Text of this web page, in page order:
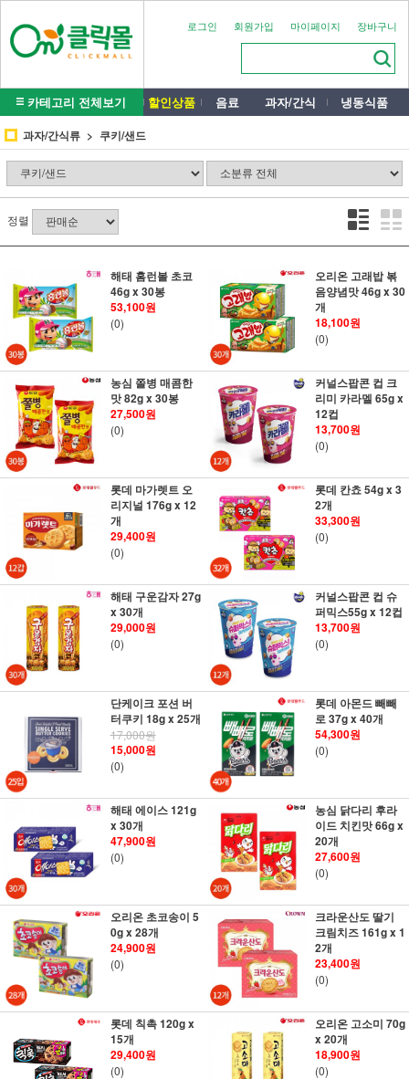
로그인 회원가입 마이페이지 장바구니
카테고리 전체보기 할인상품 음료 과자/간식 냉동식품
과자/간식류 쿠키/샌드
정렬
해태 홈런볼 초코
46g x 30봉
53,100원
(0)
오리온 고래밥 볶
음양념맛 46g x 30
개
18,100원
(0)
농심 쫄병 매콤한
맛 82g x 30봉
27,500원
(0)
커널스팝콘 컵 크
리미 카라멜 65g x
12컵
13,700원
(0)
롯데 마가렛트 오
리지널 176g x 12
개
29,400원
(0)
롯데 칸쵸 54g x 3
2개
33,300원
(0)
해태 구운감자 27g
x 30개
29,000원
(0)
커널스팝콘 컵 슈
퍼믹스55g x 12컵
13,700원
(0)
단케이크 포션 버
터쿠키 18g x 25개
17,000원
15,000원
(0)
롯데 아몬드 빼빼
로 37g x 40개
54,300원
(0)
해태 에이스 121g
x 30개
47,900원
(0)
농심 닭다리 후라
이드 치킨맛 66g x
20개
27,600원
(0)
오리온 초코송이 5
0g x 28개
24,900원
(0)
크라운산도 딸기
크림치즈 161g x 1
2개
23,400원
(0)
롯데 칙촉 120g x
15개
29,400원
(0)
오리온 고소미 70g
x 20개
18,900원
(0)